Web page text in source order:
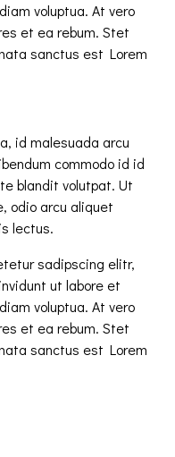
voluptua. At vero
et ea rebum. Stet
sanctus est Lorem
id malesuada arcu
commodo id id
blandit volutpat. Ut
odio arcu aliquet
lectus.
sadipscing elitr,
ut labore et
voluptua. At vero
et ea rebum. Stet
sanctus est Lorem